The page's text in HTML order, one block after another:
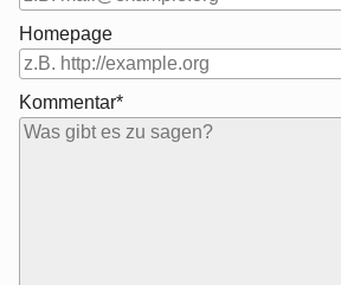
Homepage
Kommentar*